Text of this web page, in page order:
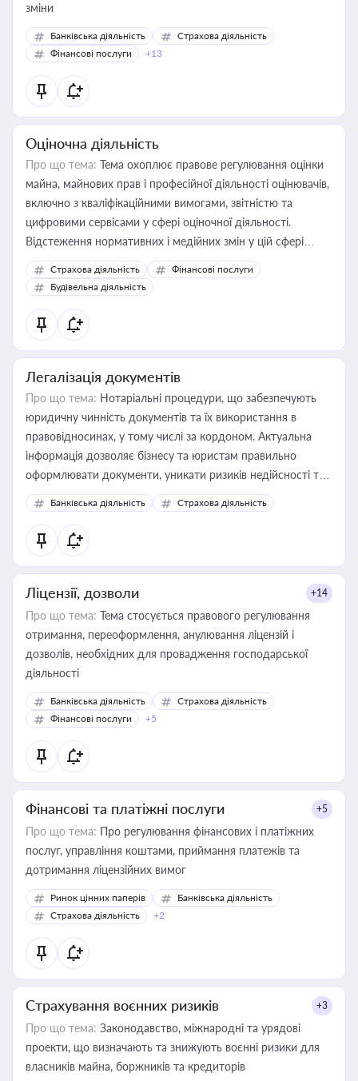
зміни
Банківська діяльність
Страхова діяльність
Фінансові послуги
+13
Оціночна діяльність
Про що тема: Тема охоплює правове регулювання оцінки
майна, майнових прав і професійної діяльності оцінювачів,
включно з кваліфікаційними вимогами, звітністю та
цифровими сервісами у сфері оціночної діяльності.
Відстеження нормативних і медійних змін у цій сфері
корисне для власника бізнесу, керівника, юриста або
бухгалтера під час оподаткування, приватизації, оренди
державного майна, корпоративних угод і перевірки
статусу суб'єктів оціночної діяльності
Страхова діяльність
Фінансові послуги
Будівельна діяльність
Легалізація документів
Про що тема: Нотаріальні процедури, що забезпечують
юридичну чинність документів та їх використання в
правовідносинах, у тому числі за кордоном. Актуальна
інформація дозволяє бізнесу та юристам правильно
оформлювати документи, уникати ризиків недійсності та
забезпечувати їх належне прийняття органами влади та
контрагентами
Банківська діяльність Страхова діяльність
Ліцензії, дозволи +14
Про що тема: Тема стосується правового регулювання
отримання, переоформлення, анулювання ліцензій і
дозволів, необхідних для провадження господарської
діяльності
Банківська діяльність
Страхова діяльність
Фінансові послуги
+5
Фінансові та платіжні послуги +5
Про що тема: Про регулювання фінансових і платіжних
послуг, управління коштами, приймання платежів та
дотримання ліцензійних вимог
Ринок цінних паперів
Банківська діяльність
Страхова діяльність
+2
Страхування воєнних ризиків +3
Про що тема: Законодавство, міжнародні та урядові
проекти, що визначають та знижують воєнні ризики для
власників майна, боржників та кредиторів